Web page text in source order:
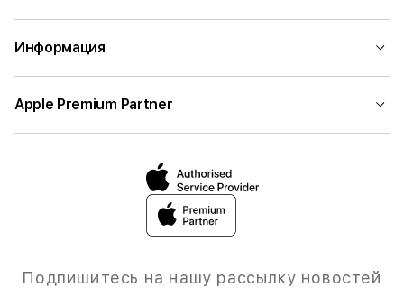
Информация
Apple Premium Partner
Подпишитесь на нашу рассылку новостей